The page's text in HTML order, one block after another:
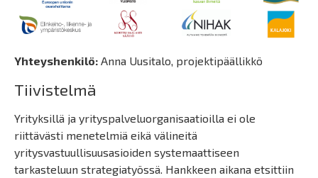
Yhteyshenkilö: Anna Uusitalo, projektipäällikkö
Tiivistelmä
Yrityksillä ja yrityspalveluorganisaatioilla ei ole
riittävästi menetelmiä eikä välineitä
yritysvastuullisuusasioiden systemaattiseen
tarkasteluun strategiatyössä. Hankkeen aikana etsittiin